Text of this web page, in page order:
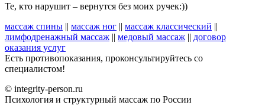
Те, кто нарушит – вернутся без моих ручек:))
массаж спины || массаж ног || массаж классический ||
лимфодренажный массаж || медовый массаж || договор
оказания услуг
Есть противопоказания, проконсультируйтесь со
специалистом!
© integrity-person.ru
Психология и структурный массаж по России